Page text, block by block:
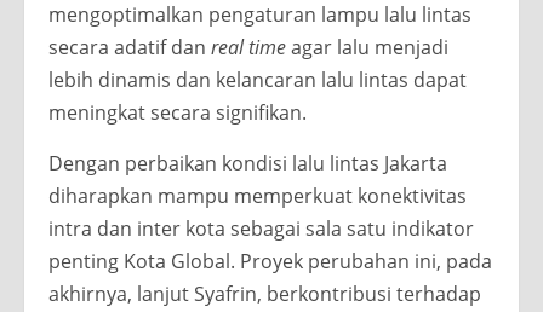
mengoptimalkan pengaturan lampu lalu lintas
secara adatif dan real timeagar lalu menjadi
lebih dinamis dan kelancaran lalu lintas dapat
meningkat secara signifikan.
Dengan perbaikan kondisi lalu lintas Jakarta
diharapkan mampu memperkuat konektivitas
intra dan inter kota sebagai sala satu indikator
penting Kota Global. Proyek perubahan ini, pada
akhirnya, lanjut Syafrin, berkontribusi terhadap